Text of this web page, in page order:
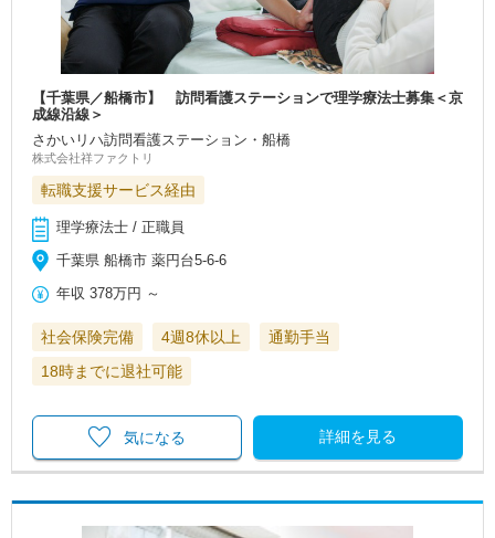
【千葉県／船橋市】 訪問看護ステーションで理学療法士募集＜京
成線沿線＞
さかいリハ訪問看護ステーション・船橋
株式会社祥ファクトリ
転職支援サービス経由
理学療法士 / 正職員
千葉県 船橋市 薬円台5-6-6
年収 378万円 ～
社会保険完備 4週8休以上
通勤手当
18時までに退社可能
詳細を見る
気になる